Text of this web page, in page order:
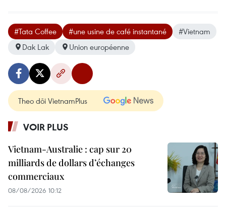
#Tata Coffee #une usine de café instantané
#Vietnam
Dak Lak
Union européenne
Theo dõi VietnamPlus
VOIR PLUS
Vietnam-Australie : cap sur 20
milliards de dollars d’échanges
commerciaux
08/08/2026 10:12